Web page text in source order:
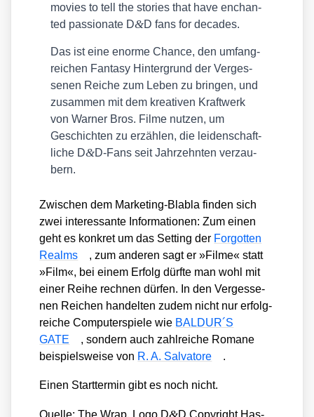
movies to tell the sto­ries that have enchan­
ted pas­sio­na­te D&D fans for deca­des.
Das ist eine enor­me Chan­ce, den umfang­
rei­chen Fan­ta­sy Hin­ter­grund der Ver­ges­
se­nen Rei­che zum Leben zu brin­gen, und
zusam­men mit dem krea­ti­ven Kraft­werk
von War­ner Bros. Fil­me nut­zen, um
Geschich­ten zu erzäh­len, die lei­den­schaft­
li­che D&D‑Fans seit Jahr­zehn­ten ver­zau­
bern.
Zwi­schen dem Mar­ke­ting-Bla­bla fin­den sich
zwei inter­es­san­te Infor­ma­tio­nen: Zum einen
geht es kon­kret um das Set­ting der For­got­ten
Realms
, zum ande­ren sagt er »Fil­me« statt
»Film«, bei einem Erfolg dürf­te man wohl mit
einer Rei­he rech­nen dür­fen. In den Ver­ges­se­
nen Rei­chen han­del­ten zudem nicht nur erfolg­
rei­che Com­pu­ter­spie­le wie BALDUR´S
GATE
, son­dern auch zahl­rei­che Roma­ne
bei­spiels­wei­se von R. A. Sal­va­to­re .
Einen Start­ter­min gibt es noch nicht.
Quel­le: The Wrap, Logo D&D Copy­right Has­